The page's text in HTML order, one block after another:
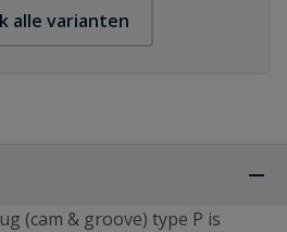
alle varianten
(cam & groove) type P is